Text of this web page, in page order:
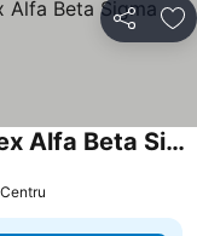
Distribuiți
Studio Benny Saturn - Complex Alfa Beta Sigma